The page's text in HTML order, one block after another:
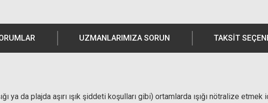
UZMANLARIMIZA SORUN TAKSIT
ya da plajda aşırı ışık şiddeti koşulları gibi) ortamlarda ışığı nötralize